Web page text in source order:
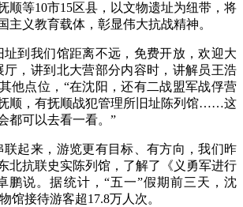
顺等10市15区县，以文物遗址为纽带，将
主义教育载体，彰显伟大抗战精神。
到我们馆距离不远，免费开放，欢迎大
厅，讲到北大营部分内容时，讲解员王浩
他点位，“在沈阳，还有二战盟军战俘营
顺，有抚顺战犯管理所旧址陈列馆……这
都可以去看一看。”
起来，游览更有目标、有方向，我们昨
北抗联史实陈列馆，了解了《义勇军进行
鹏说。据统计，“五一”假期前三天，沈
馆接待游客超17.8万人次。